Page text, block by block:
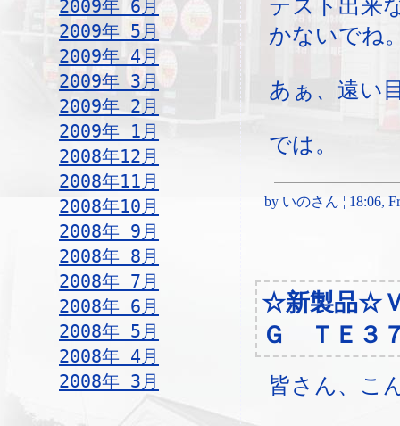
2009年 6月
2009年 5月
2009年 4月
2009年 3月
2009年 2月
2009年 1月
2008年12月
2008年11月
2008年10月
2008年 9月
2008年 8月
2008年 7月
2008年 6月
2008年 5月
2008年 4月
2008年 3月
テスト出来
かないでね
あぁ、遠い
では。
by いのさん ¦ 18:06,
☆新製品☆
Ｇ ＴＥ３
皆さん、こ